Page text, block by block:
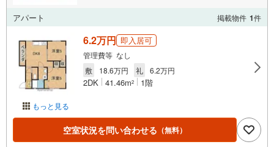
アパート 掲載物件 1件
もっと見る
6.2万円 即入居可
管理費等 なし
敷
18.6万円 礼 6.2万円
2DK 41.46m2 1階
空室状況を問い合わせる （無料）